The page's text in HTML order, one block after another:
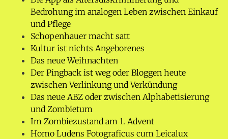
Bedrohung im analogen Leben zwischen Einkauf
und Pflege
Schopenhauer macht satt
Kultur ist nichts Angeborenes
Das neue Weihnachten
Der Pingback ist weg oder Bloggen heute
zwischen Verlinkung und Verkündung
Das neue ABZ oder zwischen Alphabetisierung
und Zombietum
Im Zombiezustand am 1. Advent
Homo Ludens Fotograficus cum Leicalux